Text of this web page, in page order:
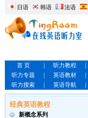
日语 韩语 法语
首 页 听力教程
听力专题
英语教材
听力搜索
英语导航
经典英语教程
新概念系列